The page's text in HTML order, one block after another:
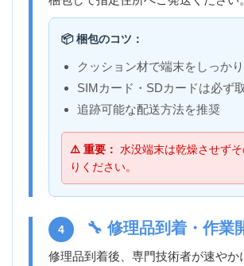
📦 梱包のコツ：
クッション材で端末をしっか
SIMカード・SDカードは必ず
追跡可能な配送方法を推奨
⚠️ 重要： 水没端末は乾燥させず
りください。
4 🔧 修理品到着・作業
修理品到着後、専門技術者が速やか